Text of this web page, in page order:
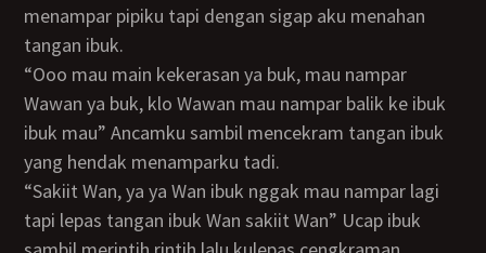
menampar pipiku tapi dengan sigap aku menahan
tangan ibuk.
“Ooo mau main kekerasan ya buk, mau nampar
Wawan ya buk, klo Wawan mau nampar balik ke ibuk
ibuk mau” Ancamku sambil mencekram tangan ibuk
yang hendak menamparku tadi.
“Sakiit Wan, ya ya Wan ibuk nggak mau nampar lagi
tapi lepas tangan ibuk Wan sakiit Wan” Ucap ibuk